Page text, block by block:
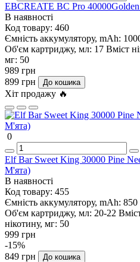
EBCREATE BC Pro
В наявності
Код товару: 460
Ємність аккумулятору, mAh:
Об'єм картриджу, мл: 17 Вміст
мг: 50
989 грн
899 грн
До кошика
Хіт продажу 🔥
0
Elf Bar Sweet King 30000 Pine
М'ята)
В наявності
Код товару: 455
Ємність аккумулятору, mAh: 850
Об'єм картриджу, мл: 20-22
нікотину, мг: 50
999 грн
-15%
849 грн
До кошика